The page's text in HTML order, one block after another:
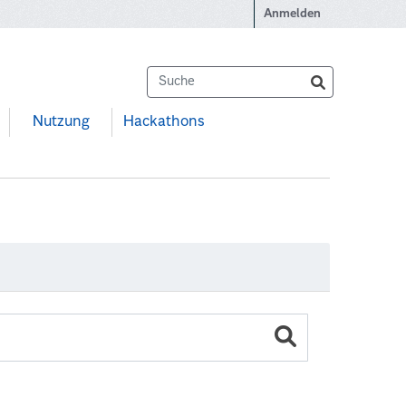
Anmelden
Nutzung Hackathons